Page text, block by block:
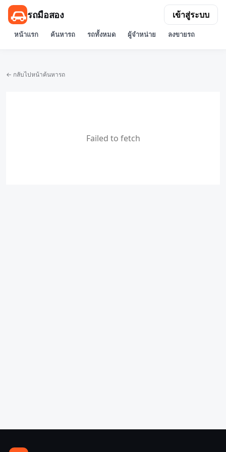
รถมือสอง
หน้าแรก ค้นหารถ รถทั้งหมด ผู้จำหน่าย ลงขายรถ
เข้าสู่ระบบ
← กลับไปหน้าค้นหารถ
Failed to fetch